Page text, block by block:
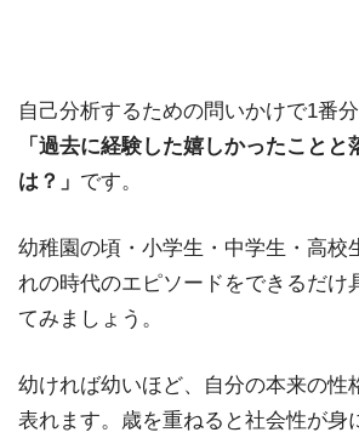
自己分析するための問いかけで1番
「過去に経験した嬉しかったことと
は？」 です。
幼稚園の頃・小学生・中学生・高校
れの時代のエピソードをできるだけ
てみましょう。
幼ければ幼いほど、自分の本来の性
表れます。歳を重ねると社会性が身